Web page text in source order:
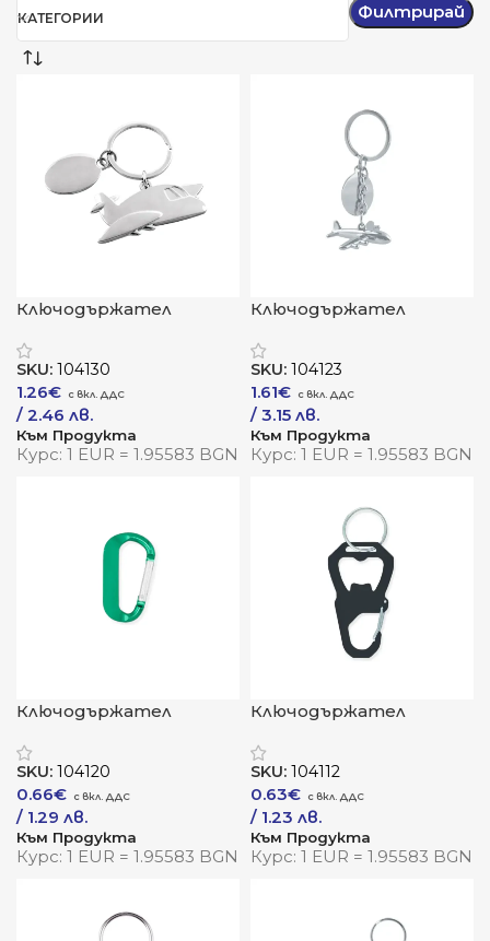
КАТЕГОРИИ Филтрирай
Ключодържател
от движението
SKU: 104130
1.26€
/ 2.46 лв.
Към Продукта
Курс: 1 EUR = 1.95583 BGN
Ключодържател
вдъхновен от полета
SKU: 104123
1.61€
/ 3.15 лв.
Към Продукта
Курс: 1 EUR = 1.95583 BGN
Ключодържател
удобство в движение
SKU: 104120
0.66€
/ 1.29 лв.
Към Продукта
Курс: 1 EUR = 1.95583 BGN
Ключодържател
врати и бутилки
SKU: 104112
0.63€
/ 1.23 лв.
Към Продукта
Курс: 1 EUR = 1.95583 BGN